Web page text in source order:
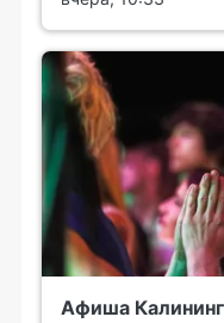
Афиша